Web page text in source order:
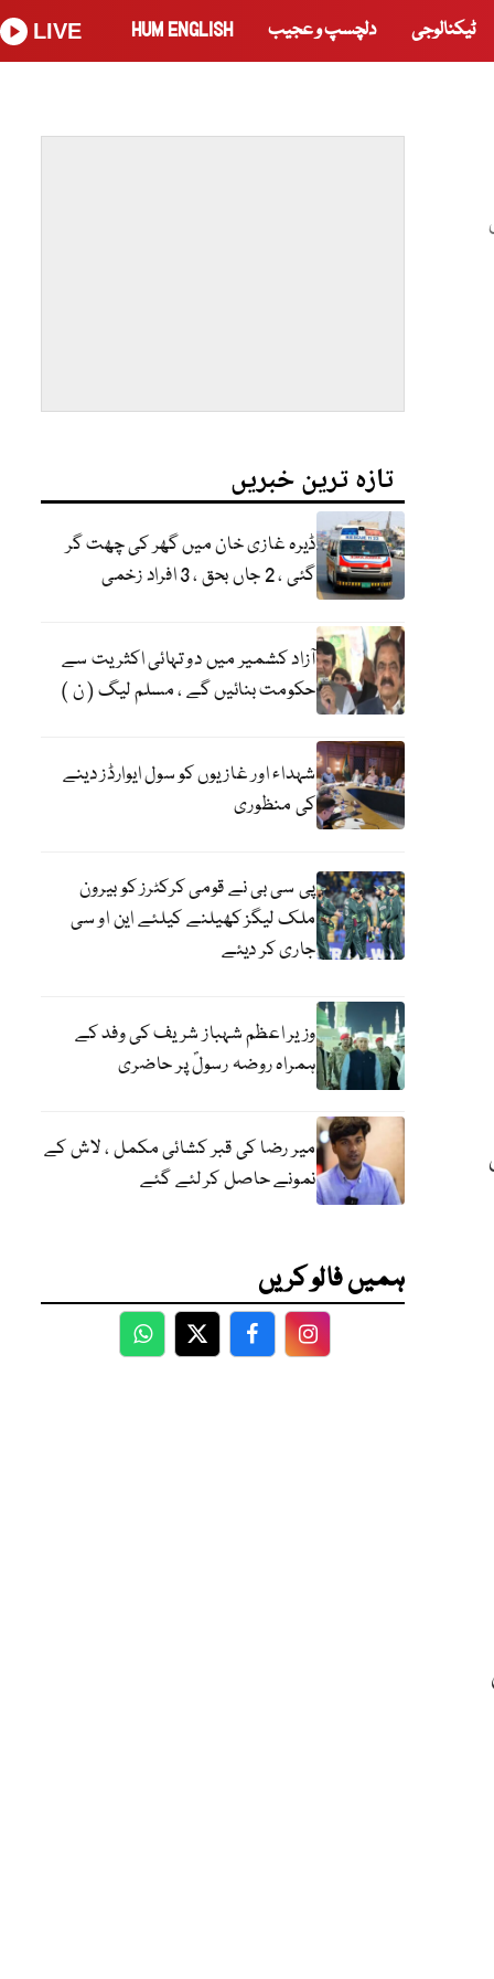
ٹیکنالوجی دلچسپ و عجیب HUM ENGLISH
LIVE
تازہ ترین خبریں
ڈیرہ غازی خان میں گھر کی چھت گر
گئی ، 2 جاں بحق ، 3 افراد زخمی
آزاد کشمیر میں دو تہائی اکثریت سے
حکومت بنائیں گے ، مسلم لیگ ( ن )
شہداء اور غازیوں کو سول ایوارڈز دینے
کی منظوری
پی سی بی نے قومی کرکٹرز کو بیرون
ملک لیگز کھیلنے کیلئے این او سی
جاری کر دیئے
وزیر اعظم شہباز شریف کی وفد کے
ہمراہ روضہ رسولؐ پر حاضری
میر رضا کی قبر کشائی مکمل ، لاش کے
نمونے حاصل کر لئے گئے
ہمیں فالو کریں
WhatsApp
TwitterFacebookFacebook